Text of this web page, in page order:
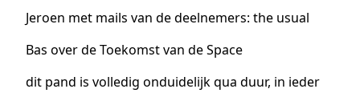
Jeroen met mails van de deelnemers: the usual
Bas over de Toekomst van de Space
dit pand is volledig onduidelijk qua duur, in ieder